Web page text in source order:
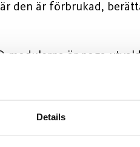
Details
den är förbrukad,
modulerna är noga
ger vi en garanti på